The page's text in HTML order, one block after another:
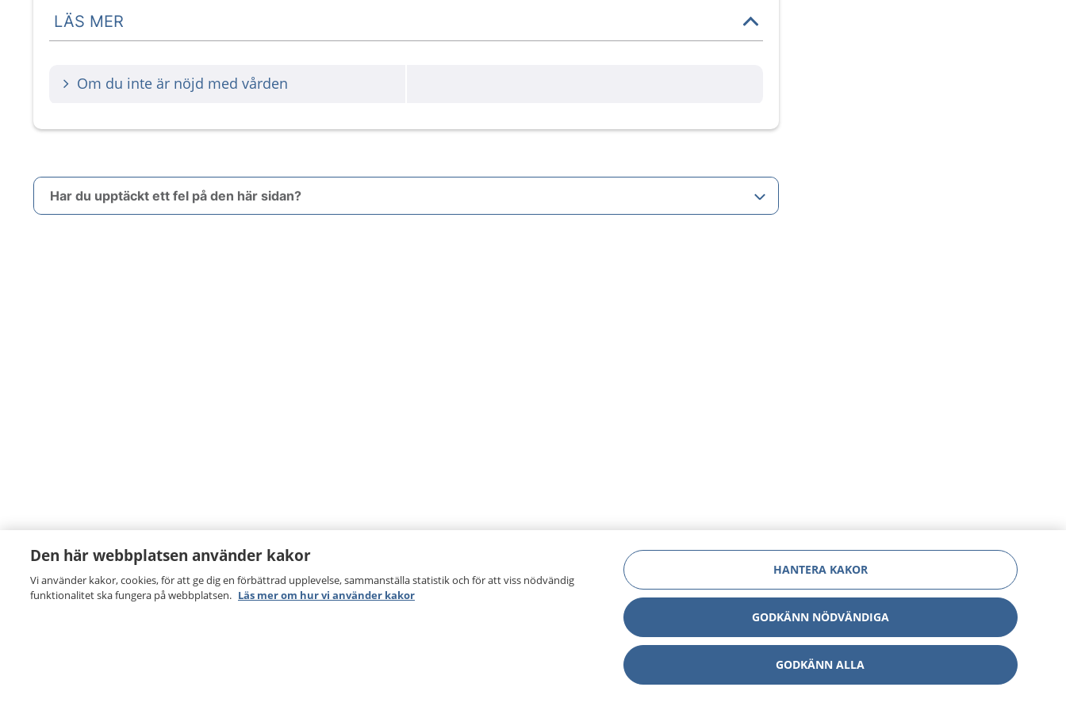
LÄS MER
Om du inte är nöjd med vården
Har du upptäckt ett fel på den här sidan?
Den här webbplatsen använder kakor
Vi använder kakor, cookies, för att ge dig en förbättrad upplevelse, sammanställa statistik och för att viss nödvändig
funktionalitet ska fungera på webbplatsen. Läs mer om hur vi använder kakor
HANTERA KAKOR
GODKÄNN NÖDVÄNDIGA
GODKÄNN ALLA